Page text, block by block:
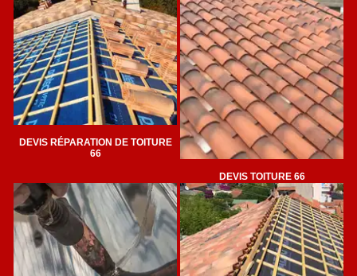
DEVIS RÉPARATION DE TOITURE
66
DEVIS TOITURE 66